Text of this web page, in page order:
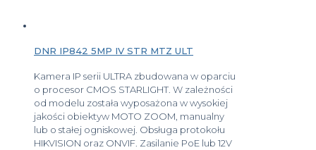
DNR IP842 5MP IV STR MTZ ULT
Kamera IP serii ULTRA zbudowana w oparciu
o procesor CMOS STARLIGHT. W zależności
od modelu została wyposażona w wysokiej
jakości obiektyw MOTO ZOOM, manualny
lub o stałej ogniskowej. Obsługa protokołu
HIKVISION oraz ONVIF. Zasilanie PoE lub 12V